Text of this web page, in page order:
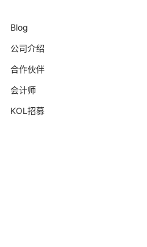
Blog
公司介绍
合作伙伴
会计师
KOL招募